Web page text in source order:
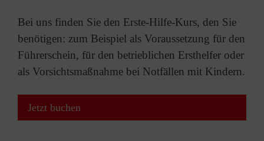
Bei uns finden Sie den Erste-Hilfe-Kurs, den Sie
benötigen: zum Beispiel als Voraussetzung für den
Führerschein, für den betrieblichen Ersthelfer oder
als Vorsichtsmaßnahme bei Notfällen mit Kindern.
Jetzt buchen